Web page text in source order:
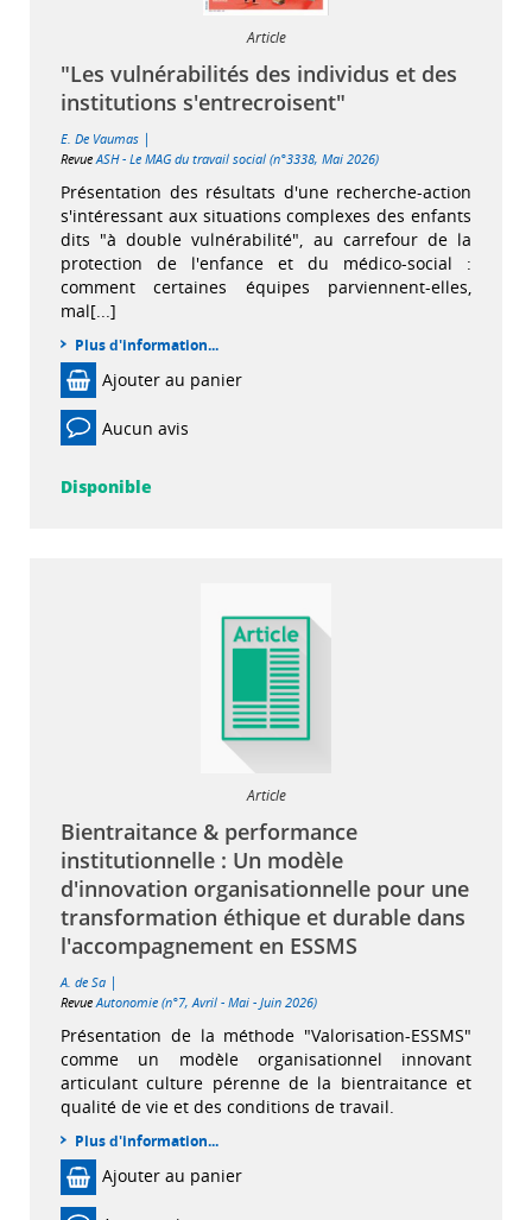
Article
"Les vulnérabilités des individus et des
institutions s'entrecroisent"
E. De Vaumas |
RevueASH - Le MAG du travail social (n°3338, Mai 2026)
Présentation des résultats d'une recherche-action
s'intéressant aux situations complexes des enfants
dits "à double vulnérabilité", au carrefour de la
protection de l'enfance et du médico-social :
comment certaines équipes parviennent-elles,
mal[...]
Plus d'information...
Ajouter au panier
Aucun avis
Disponible
Article
Bientraitance & performance
institutionnelle : Un modèle
d'innovation organisationnelle pour une
transformation éthique et durable dans
l'accompagnement en ESSMS
A. de Sa |
RevueAutonomie (n°7, Avril - Mai - Juin 2026)
Présentation de la méthode "Valorisation-ESSMS"
comme un modèle organisationnel innovant
articulant culture pérenne de la bientraitance et
qualité de vie et des conditions de travail.
Plus d'information...
Ajouter au panier